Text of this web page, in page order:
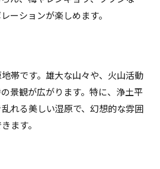
ーションが楽しめます。
帯です。雄大な山々や、火山活動
景観が広がります。特に、浄土平
れる美しい湿原で、幻想的な雰囲
ます。